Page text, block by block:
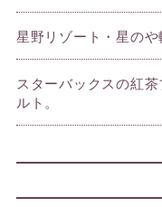
星野リゾート・星のや
スターバックスの紅
ルト。